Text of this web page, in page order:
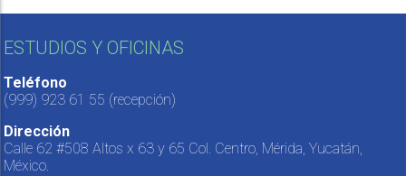
ESTUDIOS Y OFICINAS
Teléfono
(999) 923 61 55 (recepción)
Dirección
Calle 62 #508 Altos x 63 y 65 Col. Centro, Mérida, Yucatán,
México.